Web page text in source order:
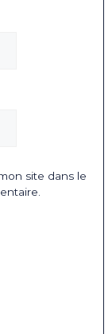
site dans le